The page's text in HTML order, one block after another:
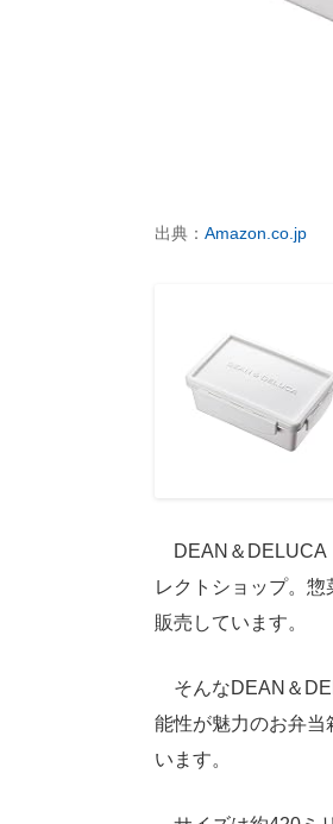
出典： Amazon.co.jp
DEAN＆DELUCA
レクトショップ。
販売しています。
そんなDEAN＆
能性が魅力のお弁
います。